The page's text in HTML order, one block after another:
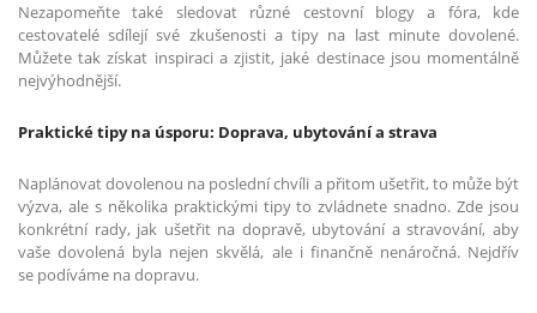
Nezapomeňte také sledovat různé cestovní blogy a fóra, kde
cestovatelé sdílejí své zkušenosti a tipy na last minute dovolené.
Můžete tak získat inspiraci a zjistit, jaké destinace jsou momentálně
nejvýhodnější.
Praktické tipy na úsporu: Doprava, ubytování a strava
Naplánovat dovolenou na poslední chvíli a přitom ušetřit, to může být
výzva, ale s několika praktickými tipy to zvládnete snadno. Zde jsou
konkrétní rady, jak ušetřit na dopravě, ubytování a stravování, aby
vaše dovolená byla nejen skvělá, ale i finančně nenáročná. Nejdřív
se podíváme na dopravu.